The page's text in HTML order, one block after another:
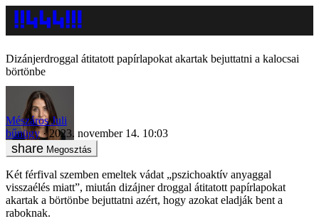
Dizánjerdroggal átitatott papírlapokat akartak bejuttatni a kalocsai
börtönbe
Mészáros Juli
bűnügy
2023. november 14. 10:03
Megosztás
Két férfival szemben emeltek vádat „pszichoaktív anyaggal
visszaélés miatt”, miután dizájner droggal átitatott papírlapokat
akartak a börtönbe bejuttatni azért, hogy azokat eladják bent a
raboknak.